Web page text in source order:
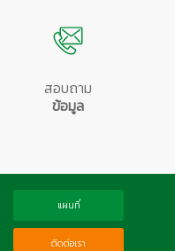
สอบถาม
ข้อมูล
แผนที่
ติดต่อเรา